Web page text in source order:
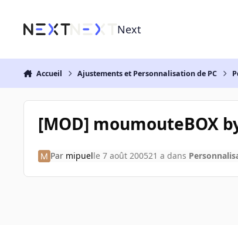
Next
Accueil Ajustements et Personnalisation de PC
[MOD] moumouteBOX
Par mipuelle 7 août 200521 a dans